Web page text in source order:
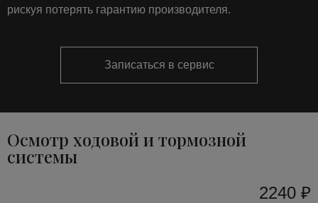
рискуя потерять гарантию производителя.
Записаться в сервис
Осмотр ходовой и тормозной
системы
2240 ₽